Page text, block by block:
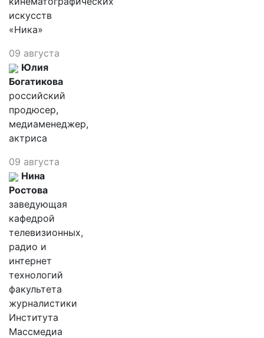
искусств
«Ника»
09 августа
Юлия
Богатикова
российский
продюсер,
медиаменеджер,
актриса
09 августа
Нина
Ростова
заведующая
кафедрой
телевизионных,
радио и
интернет
технологий
факультета
журналистики
Института
Массмедиа